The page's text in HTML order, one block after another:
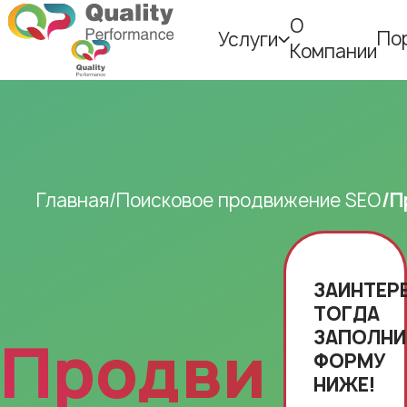
Услуги
О
Компании
Главная Поисковое продвижение SEO
ТОГДА
ФОРМУ
НИЖЕ!